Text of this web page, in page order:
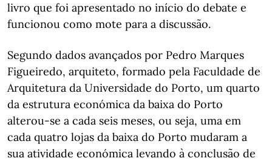
livro que foi apresentado no início do debate e
funcionou como mote para a discussão.
Segundo dados avançados por Pedro Marques
Figueiredo, arquiteto, formado pela Faculdade de
Arquitetura da Universidade do Porto, um quarto
da estrutura económica da baixa do Porto
alterou-se a cada seis meses, ou seja, uma em
cada quatro lojas da baixa do Porto mudaram a
sua atividade económica levando à conclusão de